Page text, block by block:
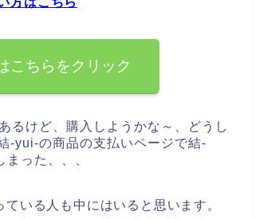
こちらをクリック
るけど、購入しようかな～、どうし
-yui-の商品の支払いページで結-
った、、、
いる人も中にはいると思います。